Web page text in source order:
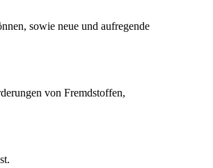
sowie neue und aufregende
von Fremdstoffen,